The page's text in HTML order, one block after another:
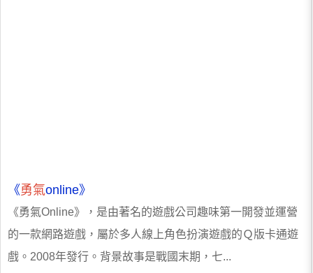
《勇氣online》
《勇氣Online》，是由著名的遊戲公司趣味第一開發並運營
的一款網路遊戲，屬於多人線上角色扮演遊戲的Ｑ版卡通遊
戲。2008年發行。背景故事是戰國末期，七...